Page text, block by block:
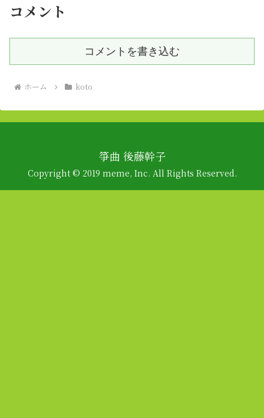
コメント
コメントを書き込む
ホーム koto
箏曲 後藤幹子
Copyright © 2019 meme, Inc. All Rights Reserved.